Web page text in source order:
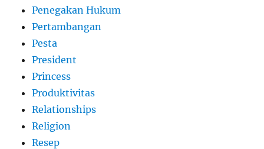
Penegakan Hukum
Pertambangan
Pesta
President
Princess
Produktivitas
Relationships
Religion
Resep